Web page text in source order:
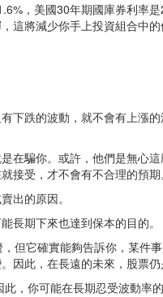
，美國30年期國庫券利率
將減少你手上投資組合中的
下跌的波動，就不會有上漲
在騙你。或許，他們是無心
接受，才不會有不合理的預期
出的原因。
長期下來也達到保本的目的。
但它確實能夠告訴你，某件
此，在長遠的未來，股票仍
，你可能在長期忍受波動率